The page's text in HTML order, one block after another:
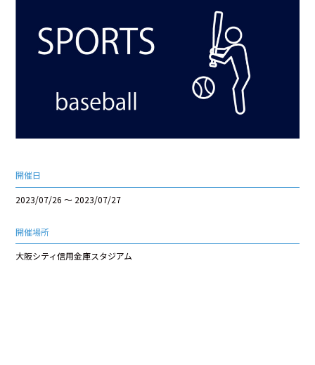
開催日
2023/07/26 ～ 2023/07/27
開催場所
大阪シティ信用金庫スタジアム